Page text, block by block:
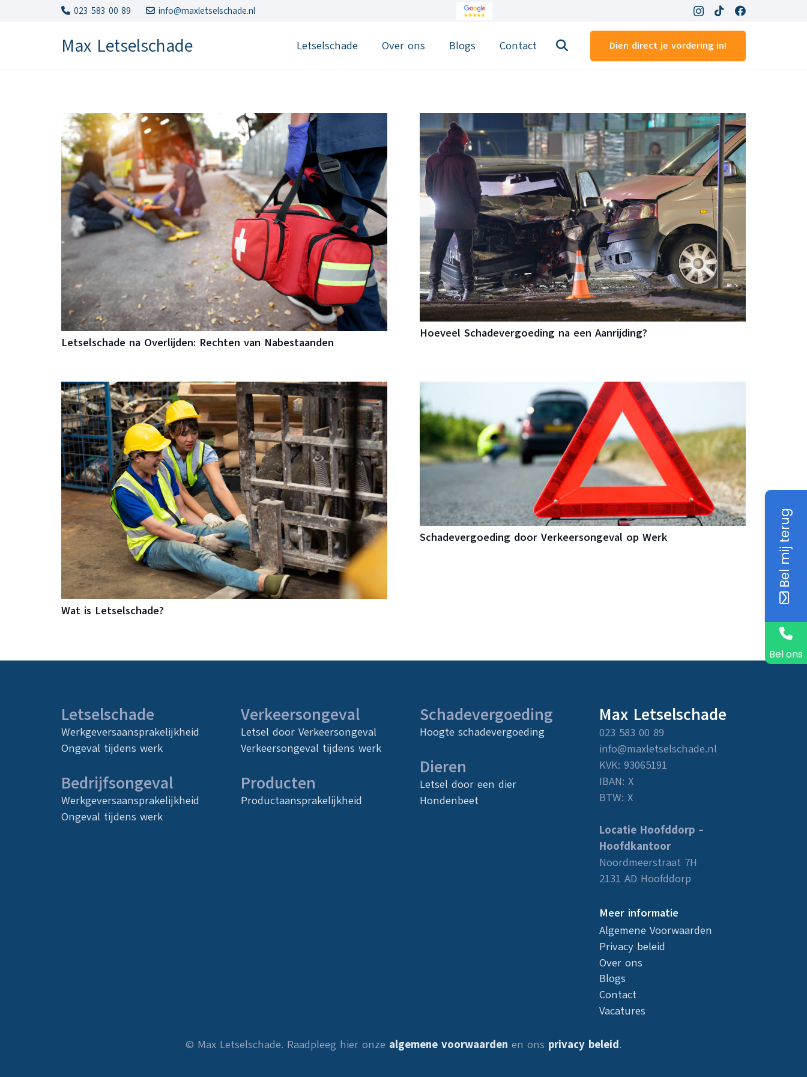
023 583 00 89 info@maxletselschade.nl
Max Letselschade Letselschade Over ons Blogs Contact Dien direct je vordering in!
Letselschade na Overlijden: Rechten van Nabestaanden
Hoeveel Schadevergoeding na een Aanrijding?
Wat is Letselschade?
Schadevergoeding door Verkeersongeval op Werk
Letselschade
Werkgeversaansprakelijkheid
Ongeval tijdens werk
Bedrijfsongeval
Werkgeversaansprakelijkheid
Ongeval tijdens werk
Verkeersongeval
Letsel door Verkeersongeval
Verkeersongeval tijdens werk
Producten
Productaansprakelijkheid
Schadevergoeding
Hoogte schadevergoeding
Dieren
Letsel door een dier
Hondenbeet
Max Letselschade
023 583 00 89
info@maxletselschade.nl
KVK: 93065191
IBAN: X
BTW: X
Locatie Hoofddorp –
Hoofdkantoor
Noordmeerstraat 7H
2131 AD Hoofddorp
Meer informatie
Algemene Voorwaarden
Privacy beleid
Over ons
Blogs
Contact
Vacatures
© Max Letselschade. Raadpleeg hier onze algemene voorwaarden en ons privacy beleid.
Bel mij terug
Bel ons